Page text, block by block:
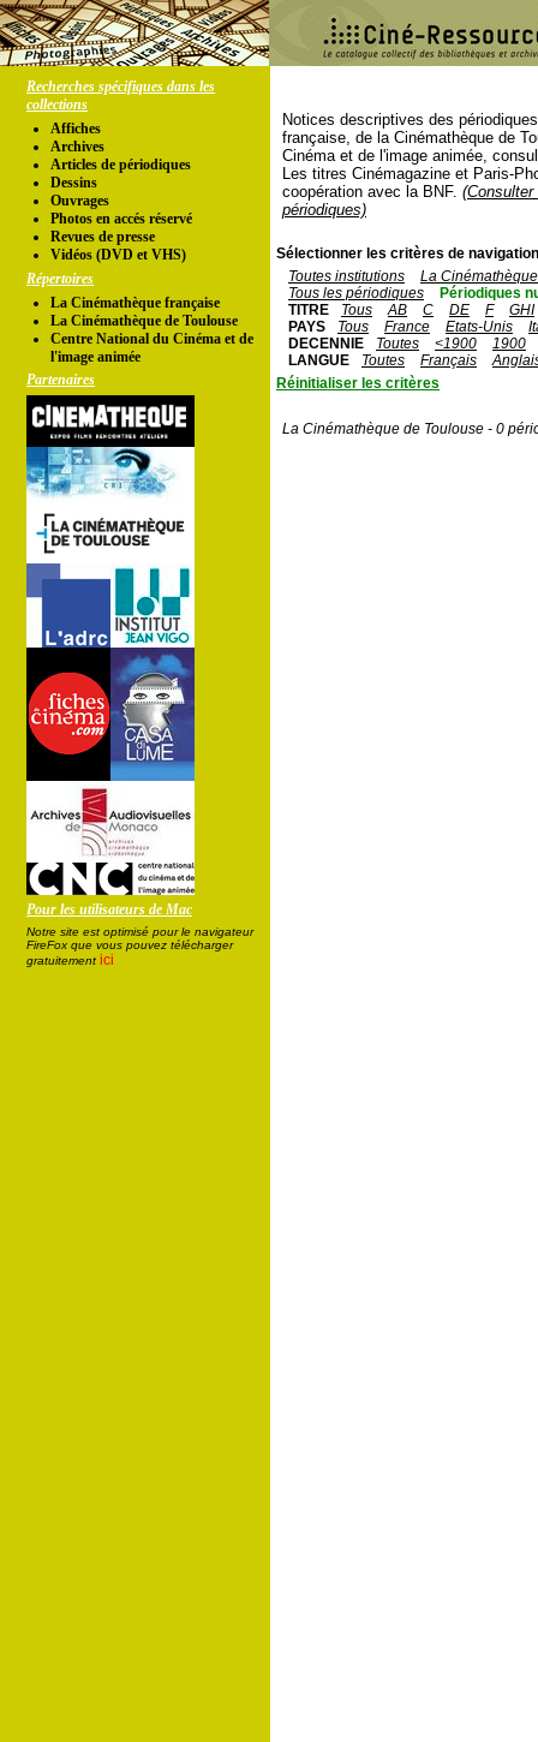
Recherches spécifiques dans les
collections
Affiches
Archives
Articles de périodiques
Dessins
Ouvrages
Photos en accés réservé
Revues de presse
Vidéos (DVD et VHS)
Répertoires
La Cinémathèque française
La Cinémathèque de Toulouse
Centre National du Cinéma et de
l'image animée
Partenaires
Pour les utilisateurs de Mac
Notre site est optimisé pour le navigateur
FireFox que vous pouvez télécharger
gratuitement ici
Notices descriptives des
française, de la Cinémathèque de
Cinéma et de l'image animée,
Les titres Cinémagazine et Paris-
coopération avec la BNF.
périodiques)
Sélectionner les critères de
Toutes institutions
La
Tous les périodiques
Périodiques
TITRE
Tous AB C DE F
GHI
PAYS
Tous France Etats-Unis
DECENNIE
Toutes <1900
1900
LANGUE
Toutes Français
Réinitialiser les critères
La Cinémathèque de Toulouse - 0